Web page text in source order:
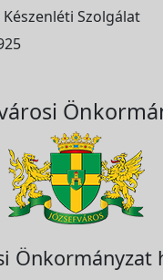
Szolgálat
Önkormányzat